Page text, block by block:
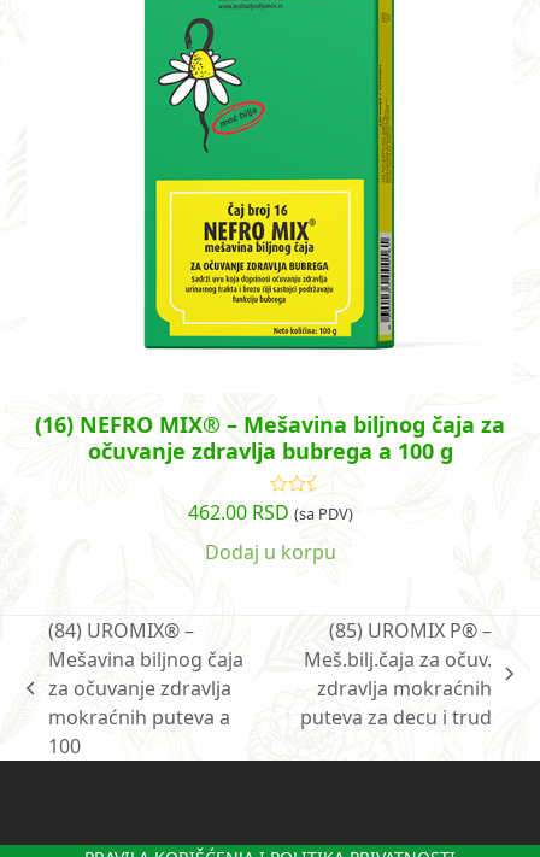
(16) NEFRO MIX® – Mešavina biljnog čaja za
očuvanje zdravlja bubrega a 100 g
Ocenjeno
sa5.00od
462.00 RSD (sa PDV)
Dodaj u korpu
previous
post:
(84) UROMIX® –
Mešavina biljnog čaja
za očuvanje zdravlja
mokraćnih puteva a
100
next
post:
(85) UROMIX P® –
Meš.bilj.čaja za očuv.
zdravlja mokraćnih
puteva za decu i trud